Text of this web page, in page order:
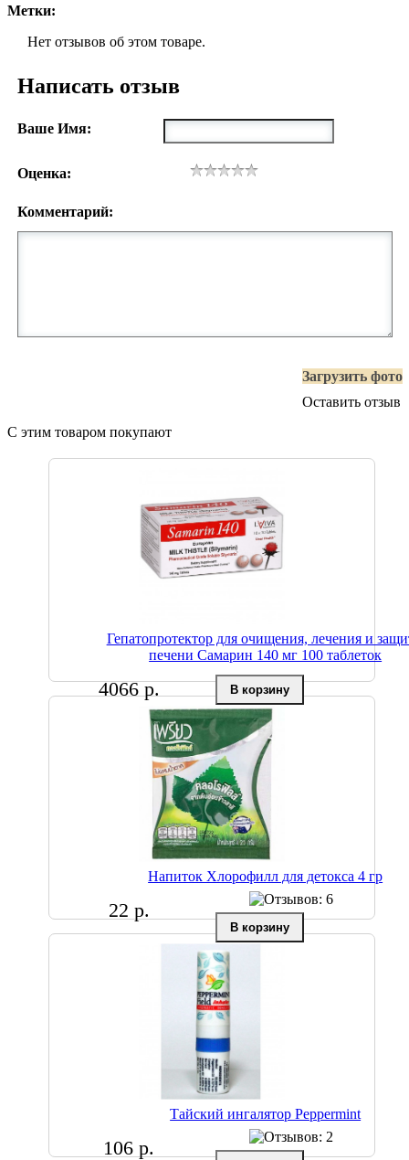
Метки:
Нет отзывов об этом товаре.
Написать отзыв
Ваше Имя:
Оценка:
Комментарий:
Загрузить фото
Оставить отзыв
С этим товаром покупают
Гепатопротектор для очищения, лечения и
печени Самарин 140 мг 100 таблеток
4066 р.
Напиток Хлорофилл для детокса 4 гр
22 р.
Тайский ингалятор Peppermint
106 р.